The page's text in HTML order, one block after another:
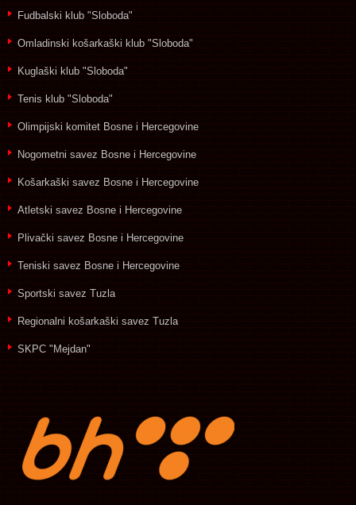
Fudbalski klub "Sloboda"
Omladinski košarkaški klub "Sloboda"
Kuglaški klub "Sloboda"
Tenis klub "Sloboda"
Olimpijski komitet Bosne i Hercegovine
Nogometni savez Bosne i Hercegovine
Košarkaški savez Bosne i Hercegovine
Atletski savez Bosne i Hercegovine
Plivački savez Bosne i Hercegovine
Teniski savez Bosne i Hercegovine
Sportski savez Tuzla
Regionalni košarkaški savez Tuzla
SKPC "Mejdan"